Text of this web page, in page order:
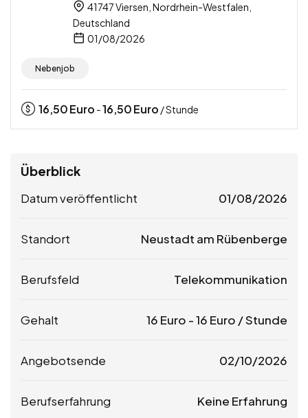
41747 Viersen, Nordrhein-Westfalen,
Deutschland
01/08/2026
Nebenjob
16,50Euro -16,50Euro / Stunde
Überblick
Datum veröffentlicht 01/08/2026
Standort Neustadt am Rübenberge
Berufsfeld Telekommunikation
Gehalt 16 Euro -16 Euro / Stunde
Angebotsende 02/10/2026
Berufserfahrung Keine Erfahrung